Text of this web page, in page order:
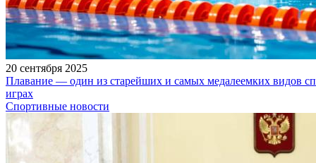
20 сентября 2025
Плавание — один из старейших и самых медалеемких видов
играх
Спортивные новости